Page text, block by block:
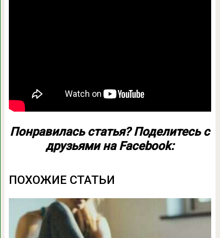
Понравилась статья? Поделитесь с
друзьями на Facebook:
ПОХОЖИЕ СТАТЬИ